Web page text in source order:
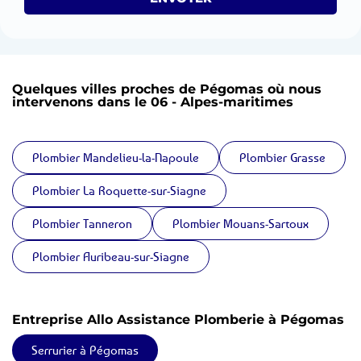
Quelques villes proches de Pégomas où nous
intervenons dans le 06 - Alpes-maritimes
Plombier Mandelieu-la-Napoule Plombier Grasse
Plombier La Roquette-sur-Siagne
Plombier Tanneron Plombier Mouans-Sartoux
Plombier Auribeau-sur-Siagne
Entreprise Allo Assistance Plomberie à Pégomas
Serrurier à Pégomas